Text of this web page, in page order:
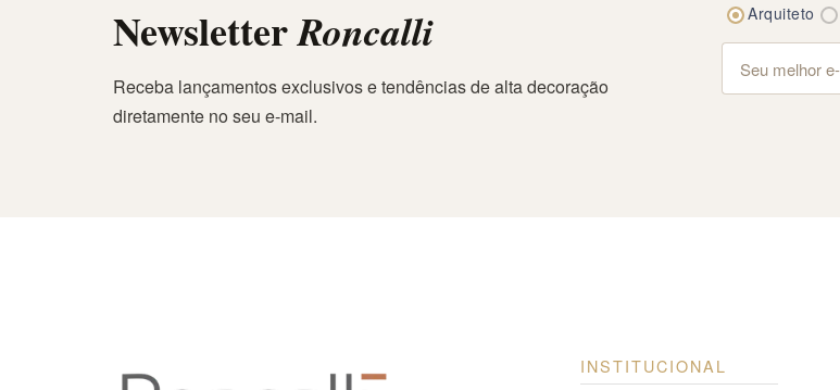
NewsletterRoncalli
Receba lançamentos exclusivos e tendências de alta decoração
diretamente no seu e-mail.
Arquiteto
INSTITUCIONAL